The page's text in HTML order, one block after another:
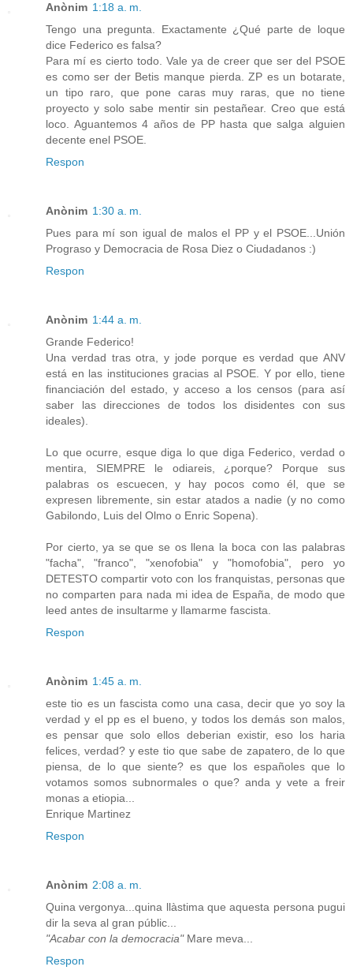
Anònim 1:18 a. m.
Tengo una pregunta. Exactamente ¿Qué parte de loque
dice Federico es falsa?
Para mí es cierto todo. Vale ya de creer que ser del PSOE
es como ser der Betis manque pierda. ZP es un botarate,
un tipo raro, que pone caras muy raras, que no tiene
proyecto y solo sabe mentir sin pestañear. Creo que está
loco. Aguantemos 4 años de PP hasta que salga alguien
decente enel PSOE.
Respon
Anònim 1:30 a. m.
Pues para mí son igual de malos el PP y el PSOE...Unión
Prograso y Democracia de Rosa Diez o Ciudadanos :)
Respon
Anònim 1:44 a. m.
Grande Federico!
Una verdad tras otra, y jode porque es verdad que ANV
está en las instituciones gracias al PSOE. Y por ello, tiene
financiación del estado, y acceso a los censos (para así
saber las direcciones de todos los disidentes con sus
ideales).
Lo que ocurre, esque diga lo que diga Federico, verdad o
mentira, SIEMPRE le odiareis, ¿porque? Porque sus
palabras os escuecen, y hay pocos como él, que se
expresen libremente, sin estar atados a nadie (y no como
Gabilondo, Luis del Olmo o Enric Sopena).
Por cierto, ya se que se os llena la boca con las palabras
"facha", "franco", "xenofobia" y "homofobia", pero yo
DETESTO compartir voto con los franquistas, personas que
no comparten para nada mi idea de España, de modo que
leed antes de insultarme y llamarme fascista.
Respon
Anònim 1:45 a. m.
este tio es un fascista como una casa, decir que yo soy la
verdad y el pp es el bueno, y todos los demás son malos,
es pensar que solo ellos deberian existir, eso los haria
felices, verdad? y este tio que sabe de zapatero, de lo que
piensa, de lo que siente? es que los españoles que lo
votamos somos subnormales o que? anda y vete a freir
monas a etiopia...
Enrique Martinez
Respon
Anònim 2:08 a. m.
Quina vergonya...quina llàstima que aquesta persona pugui
dir la seva al gran públic...
"Acabar con la democracia" Mare meva...
Respon